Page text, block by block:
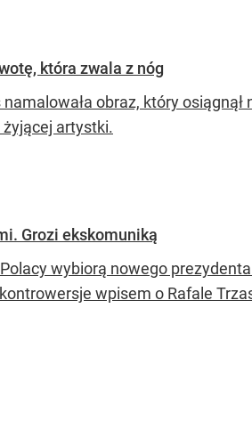
która zwala z nóg
obraz, który
żyjącej artystki.
Grozi ekskomuniką
wybiorą nowego
wpisem o Rafale